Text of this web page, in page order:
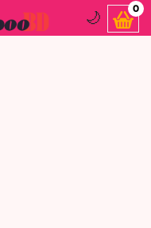
🌙
0